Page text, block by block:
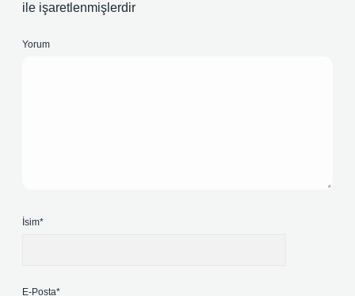
ile işaretlenmişlerdir
Yorum
İsim*
E-Posta*